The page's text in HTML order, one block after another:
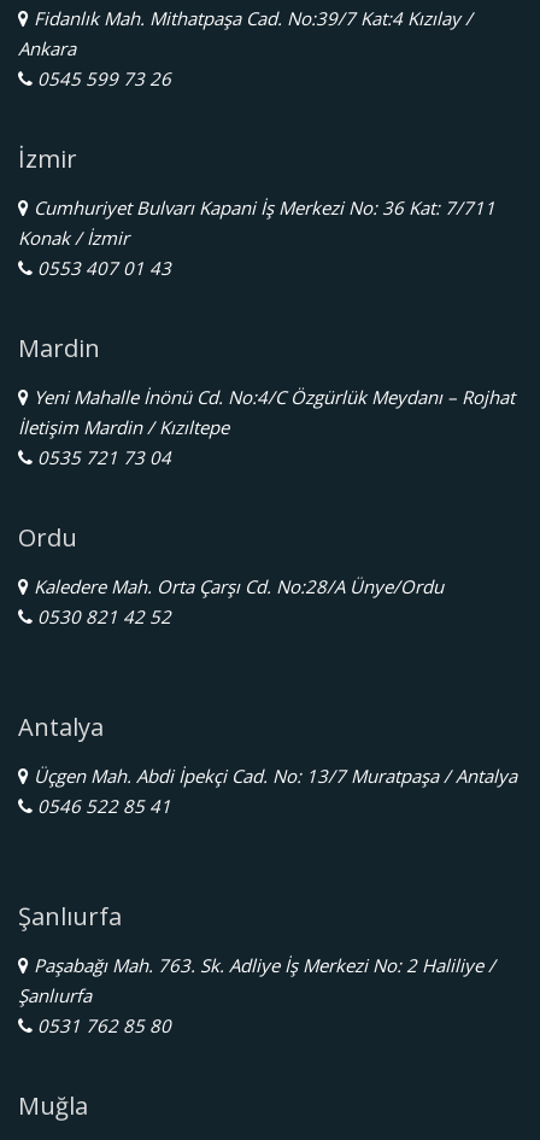
Fidanlık Mah. Mithatpaşa Cad. No:39/7 Kat:4 Kızılay /
Ankara
0545 599 73 26
İzmir
Cumhuriyet Bulvarı Kapani İş Merkezi No: 36 Kat: 7/711
Konak / İzmir
0553 407 01 43
Mardin
Yeni Mahalle İnönü Cd. No:4/C Özgürlük Meydanı – Rojhat
İletişim Mardin / Kızıltepe
0535 721 73 04
Ordu
Kaledere Mah. Orta Çarşı Cd. No:28/A Ünye/Ordu
0530 821 42 52
Antalya
Üçgen Mah. Abdi İpekçi Cad. No: 13/7 Muratpaşa / Antalya
0546 522 85 41
Şanlıurfa
Paşabağı Mah. 763. Sk. Adliye İş Merkezi No: 2 Haliliye /
Şanlıurfa
0531 762 85 80
Muğla